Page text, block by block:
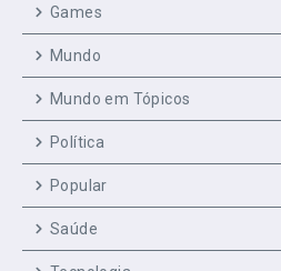
Games
Mundo
Mundo em Tópicos
Política
Popular
Saúde